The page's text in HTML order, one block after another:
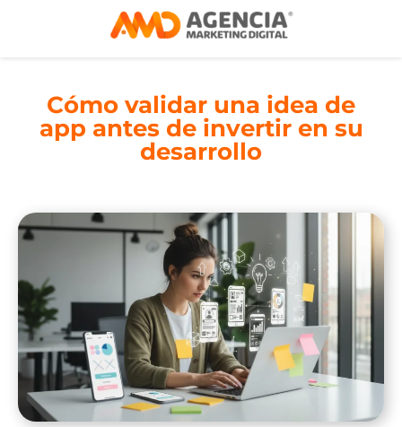
Cómo validar una idea de
app antes de invertir en su
desarrollo